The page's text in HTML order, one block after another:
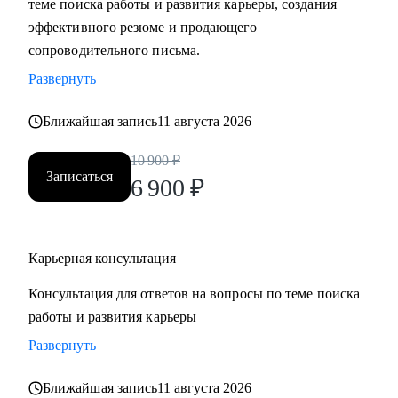
• Составить «продающее» резюме (самостоятельно
формата
• Выбрать между несколькими предложениями о работе и
Кому могу помочь:
Руководителям и специалистам из сфер производства, с/х,
сервисов и из госструктур по функциям:
• Административный блок (финансы, юриспруденция, HR,
ОТиТБ, СБ, ПТО, АХО, GR, секретариат, сметно-
договорная работа)
• Производственно-технический блок, строительство
теме поиска работы и развития карьеры, создания
эффективного резюме и продающего
сопроводительного письма.
Развернуть
Ближайшая запись11 августа 2026
Записаться
10 900 ₽
6 900 ₽
Карьерная консультация
Консультация для ответов на вопросы по теме поиска
работы и развития карьеры
Развернуть
Ближайшая запись11 августа 2026